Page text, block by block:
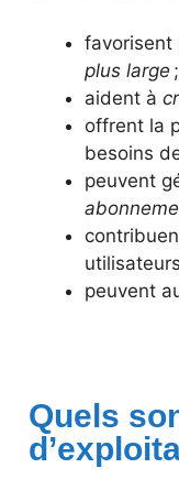
favorisent
plus large ;
aident à
offrent la
besoins
peuvent
peuvent
Quels